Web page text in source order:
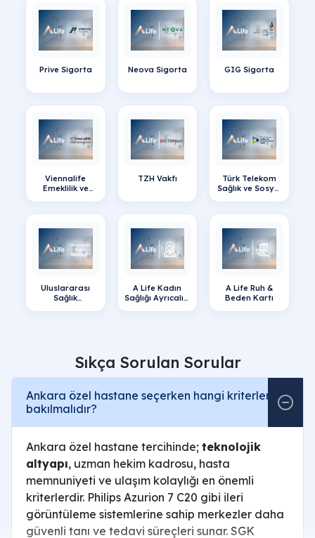
Prive Sigorta Neova Sigorta GIG Sigorta
Viennalife
Emeklilik ve
TZH Vakfı
Türk Telekom
Sağlık ve Sosyal
Uluslararası
Sağlık
A Life Kadın
Sağlığı Ayrıcalığı
A Life Ruh &
Beden Kartı
Sıkça Sorulan Sorular
Ankara özel hastane seçerken hangi kriterlere
bakılmalıdır?
Ankara özel hastane tercihinde; teknolojik
altyapı, uzman hekim kadrosu, hasta
memnuniyeti ve ulaşım kolaylığı en önemli
kriterlerdir. Philips Azurion 7 C20 gibi ileri
görüntüleme sistemlerine sahip merkezler daha
güvenli tanı ve tedavi süreçleri sunar. SGK